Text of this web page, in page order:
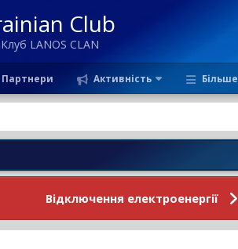
Club
LANOS CLAN
Партнери Активність Більше
Відключення електроенергії